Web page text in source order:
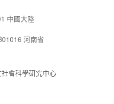
中國大陸
河南省
會科學研究中心